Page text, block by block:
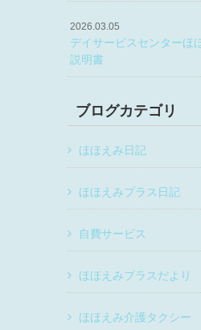
2026.03.05
デイサービスセンターほ
説明書
ブログカテゴリ
ほほえみ日記
ほほえみプラス日記
自費サービス
ほほえみプラスだより
ほほえみ介護タクシー